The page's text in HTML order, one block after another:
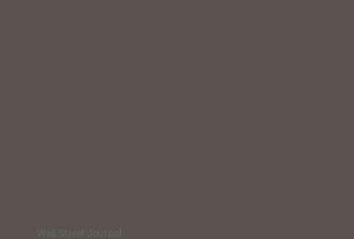
Wall Street Journal